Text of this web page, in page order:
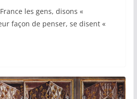
les gens, disons «
façon de penser, se disent «